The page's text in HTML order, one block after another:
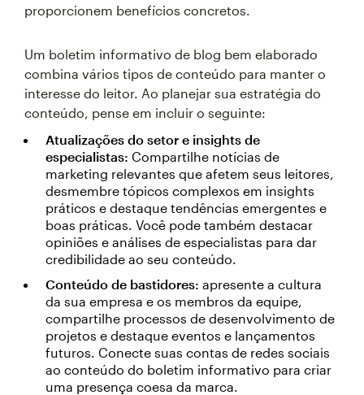
proporcionem benefícios concretos.
Um boletim informativo de blog bem elaborado
combina vários tipos de conteúdo para manter o
interesse do leitor. Ao planejar sua estratégia do
conteúdo, pense em incluir o seguinte:
Atualizações do setor e insights de
especialistas: Compartilhe notícias de
marketing relevantes que afetem seus leitores,
desmembre tópicos complexos em insights
práticos e destaque tendências emergentes e
boas práticas. Você pode também destacar
opiniões e análises de especialistas para dar
credibilidade ao seu conteúdo.
Conteúdo de bastidores: apresente a cultura
da sua empresa e os membros da equipe,
compartilhe processos de desenvolvimento de
projetos e destaque eventos e lançamentos
futuros. Conecte suas contas de redes sociais
ao conteúdo do boletim informativo para criar
uma presença coesa da marca.